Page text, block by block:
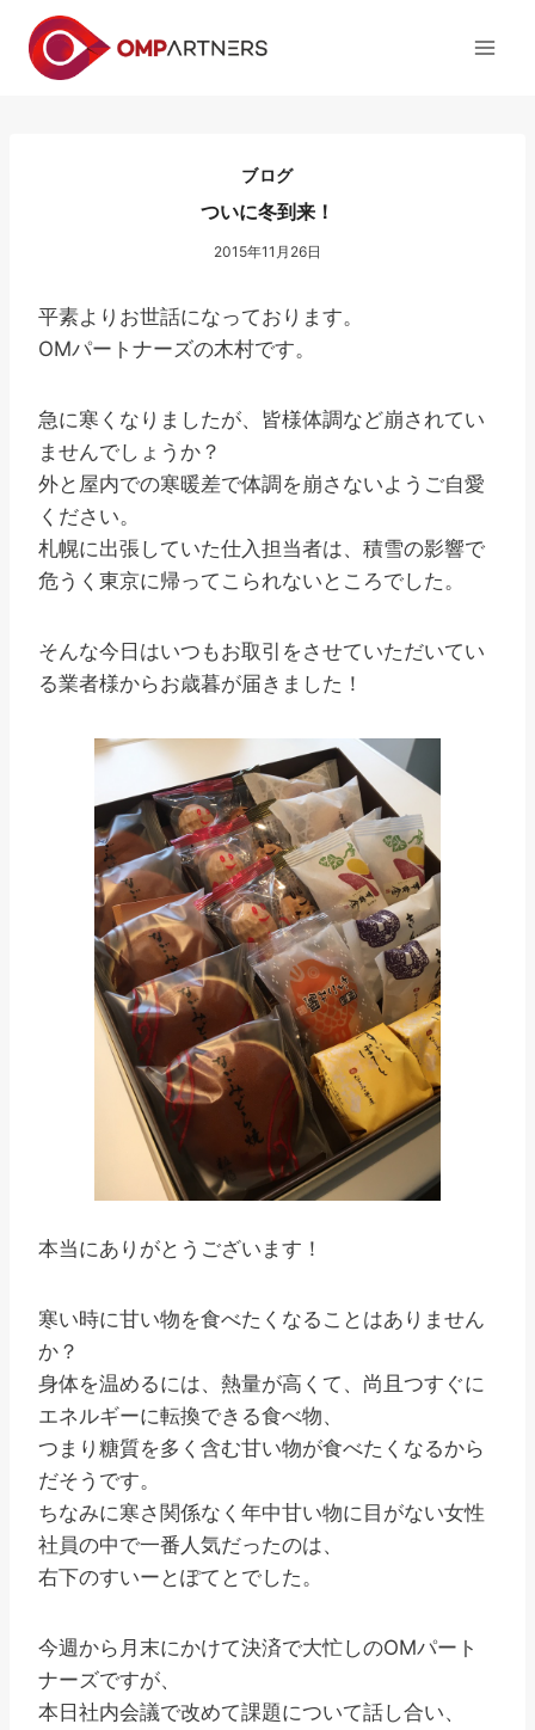
ブログ
ついに冬到来！
2015年11月26日
平素よりお世話になっております。
OMパートナーズの木村です。
急に寒くなりましたが、皆様体調など崩されてい
ませんでしょうか？
外と屋内での寒暖差で体調を崩さないようご自愛
ください。
札幌に出張していた仕入担当者は、積雪の影響で
危うく東京に帰ってこられないところでした。
そんな今日はいつもお取引をさせていただいてい
る業者様からお歳暮が届きました！
本当にありがとうございます！
寒い時に甘い物を食べたくなることはありません
か？
身体を温めるには、熱量が高くて、尚且つすぐに
エネルギーに転換できる食べ物、
つまり糖質を多く含む甘い物が食べたくなるから
だそうです。
ちなみに寒さ関係なく年中甘い物に目がない女性
社員の中で一番人気だったのは、
右下のすいーとぽてとでした。
今週から月末にかけて決済で大忙しのOMパート
ナーズですが、
本日社内会議で改めて課題について話し合い、